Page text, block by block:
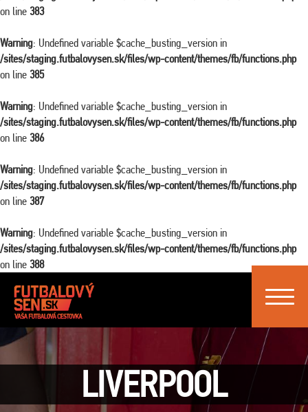
on line 383
Warning: Undefined variable $cache_busting_version in
/sites/staging.futbalovysen.sk/files/wp-content/themes/fb/functions.php
on line 385
Warning: Undefined variable $cache_busting_version in
/sites/staging.futbalovysen.sk/files/wp-content/themes/fb/functions.php
on line 386
Warning: Undefined variable $cache_busting_version in
/sites/staging.futbalovysen.sk/files/wp-content/themes/fb/functions.php
on line 387
Warning: Undefined variable $cache_busting_version in
/sites/staging.futbalovysen.sk/files/wp-content/themes/fb/functions.php
on line 388
Toggle
LIVERPOOL